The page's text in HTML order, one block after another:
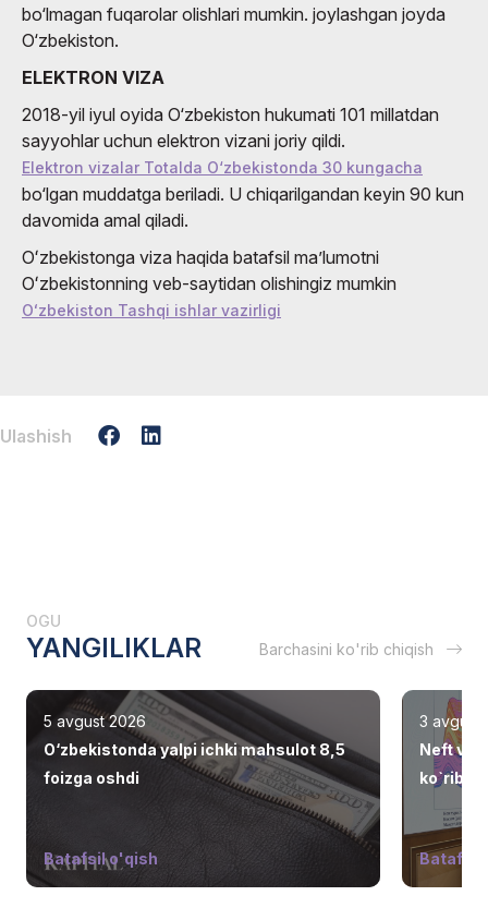
bo‘lmagan fuqarolar olishlari mumkin. joylashgan joyda
O‘zbekiston.
ELEKTRON VIZA
2018-yil iyul oyida O‘zbekiston hukumati 101 millatdan
sayyohlar uchun elektron vizani joriy qildi.
Elektron vizalar Totalda O‘zbekistonda 30 kungacha
bo‘lgan muddatga beriladi. U chiqarilgandan keyin 90 kun
davomida amal qiladi.
Oʻzbekistonga viza haqida batafsil maʼlumotni
Oʻzbekistonning veb-saytidan olishingiz mumkin
Oʻzbekiston Tashqi ishlar vazirligi
Ulashish
OGU
YANGILIKLAR Barchasini ko'rib chiqish
5 avgust 2026
O‘zbekistonda yalpi ichki mahsulot 8,5
foizga oshdi
Batafsil o'qish
3 avgust
Neft va
ko`rib
Batafsil